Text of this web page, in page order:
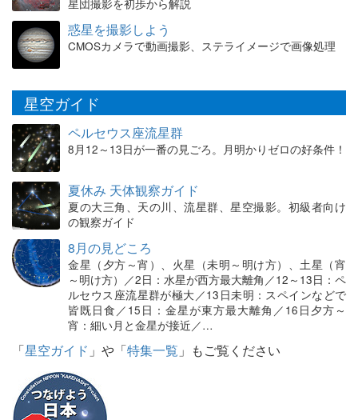
星団撮影を初歩から解説
惑星を撮影しよう
CMOSカメラで動画撮影、ステライメージで画像処理
星空ガイド
ペルセウス座流星群
8月12～13日が一番の見ごろ。月明かりゼロの好条件！
夏休み 天体観察ガイド
夏の大三角、天の川、流星群、星空撮影。初級者向け
の観察ガイド
8月の見どころ
金星（夕方～宵）、火星（未明～明け方）、土星（宵
～明け方）／2日：水星が西方最大離角／12～13日：ペ
ルセウス座流星群が極大／13日未明：スペインなどで
皆既日食／15日：金星が東方最大離角／16日夕方～
宵：細い月と金星が接近／…
「星空ガイド 」や「特集一覧 」もご覧ください